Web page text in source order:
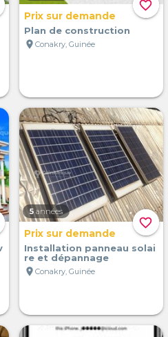
favorite_border
Prix sur demande
Plan de construction
location_on Conakry, Guinée
favorite_border
5 années
Prix sur demande
Installation panneau solai
re et dépannage
location_on Conakry, Guinée